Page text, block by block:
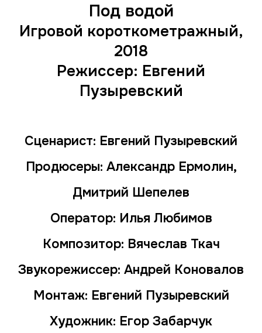
Под водой
Игровой короткометражный,
2018
Режиссер: Евгений
Пузыревский
Сценарист: Евгений Пузыревский
Продюсеры: Александр Ермолин,
Дмитрий Шепелев
Оператор: Илья Любимов
Композитор: Вячеслав Ткач
Звукорежиссер: Андрей Коновалов
Монтаж: Евгений Пузыревский
Художник: Егор Забарчук